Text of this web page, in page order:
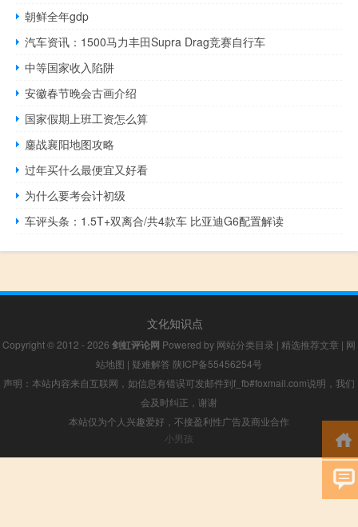
朝鲜全年gdp
汽车资讯：1500马力丰田Supra Drag竞赛自行车
中等国家收入陷阱
安徽春节晚会古画介绍
国家假期上班工资怎么算
鏖战襄阳地图攻略
过年买什么最便宜又好看
为什么要考会计初级
车评头条：1.5T+双离合/共4款车 比亚迪G6配置解读
文化知识点
Copyright © 2012 - 2026 剑虹评论网 Powered by 网站分类目录 | 精选推荐文章 | 网
站地图 | 疑难解答 陕ICP备55456254号
声明：本站内容来自互联网，如信息有错误可发邮件到f_fb#foxmail.com说明，我们
会及时纠正，谢谢
本站仅为个人兴趣爱好，不接盈利性广告及商业合作
小男孩